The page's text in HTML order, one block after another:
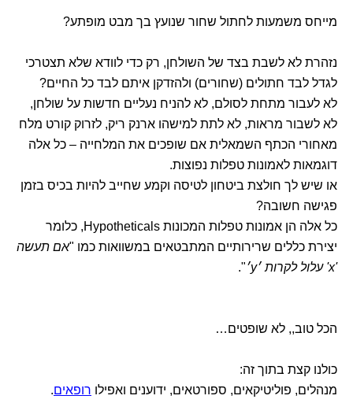
מייחס משמעות לחתול שחור שנועץ בך מבט מופתע?
נזהרת לא לשבת בצד של השולחן, רק כדי לוודא שלא תצטרכי
לגדל לבד חתולים (שחורים) ולהזדקן איתם לבד כל החיים?
לא לעבור מתחת לסולם, לא להניח נעליים חדשות על שולחן,
לא לשבור מראות, לא לתת למישהו ארנק ריק, לזרוק קורט מלח
מאחורי הכתף השמאלית אם שופכים את המלחייה – כל אלה
דוגמאות לאמונות טפלות נפוצות.
או שיש לך חולצת ביטחון לטיסה וקמע שחייב להיות בכיס בזמן
פגישה חשובה?
כל אלה הן אמונות טפלות המכונות Hypotheticals, כלומר
יצירת כללים שרירותיים המתבטאים במשוואות כמו "אם תעשה
'x' עלול לקרות ׳y׳
".
הכל טוב,, לא שופטים…
כולנו קצת בתוך זה:
מנהלים, פוליטיקאים, ספורטאים, ידוענים ואפילו רופאים.